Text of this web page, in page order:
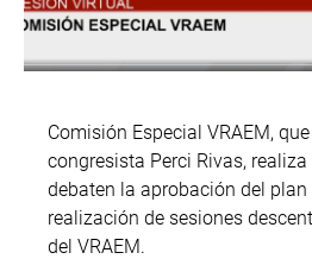
Comisión Especial VRAEM,
congresista Perci Rivas,
debaten la aprobación del
realización de sesiones
del VRAEM.